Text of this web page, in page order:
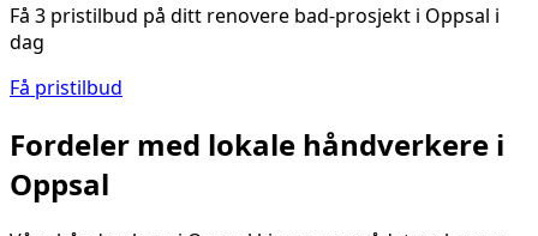
Få 3 pristilbud på ditt renovere bad-prosjekt i Oppsal i
dag
Få pristilbud
Fordeler med lokale håndverkere i
Oppsal